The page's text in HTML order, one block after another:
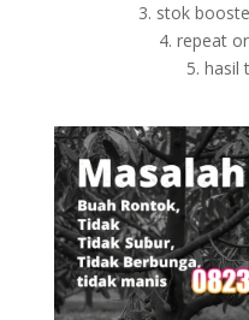
3. stok
4. repeat
5. hasil